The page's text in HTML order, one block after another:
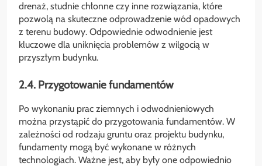
drenaż, studnie chłonne czy inne rozwiązania, które
pozwolą na skuteczne odprowadzenie wód opadowych
z terenu budowy. Odpowiednie odwodnienie jest
kluczowe dla uniknięcia problemów z wilgocią w
przyszłym budynku.
2.4. Przygotowanie fundamentów
Po wykonaniu prac ziemnych i odwodnieniowych
można przystąpić do przygotowania fundamentów. W
zależności od rodzaju gruntu oraz projektu budynku,
fundamenty mogą być wykonane w różnych
technologiach. Ważne jest, aby były one odpowiednio